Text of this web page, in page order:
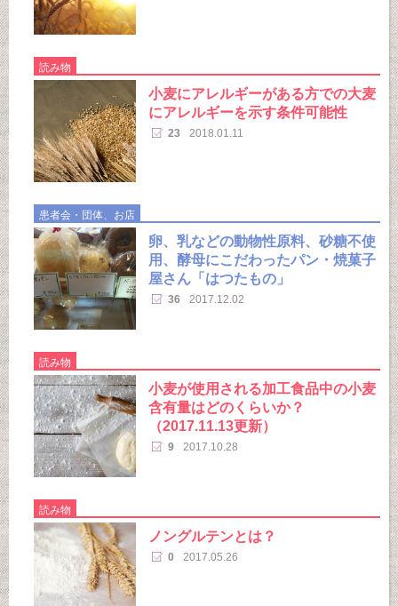
読み物
小麦にアレルギーがある方での大麦
にアレルギーを示す条件可能性
23 2018.01.11
患者会・団体、お店
卵、乳などの動物性原料、砂糖不使
用、酵母にこだわったパン・焼菓子
屋さん「はつたもの」
36 2017.12.02
読み物
小麦が使用される加工食品中の小麦
含有量はどのくらいか？
（2017.11.13更新）
9 2017.10.28
読み物
ノングルテンとは？
0 2017.05.26